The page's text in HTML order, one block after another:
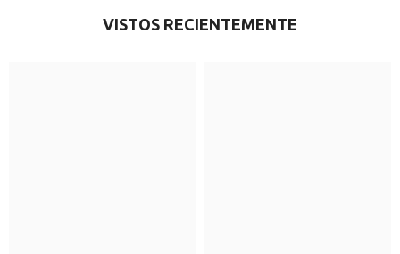
VISTOS RECIENTEMENTE